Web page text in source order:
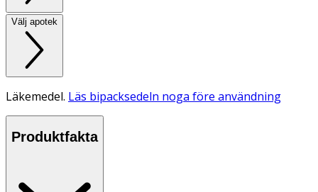
Välj apotek
Läkemedel. Läs bipacksedeln noga före användning
Produktfakta